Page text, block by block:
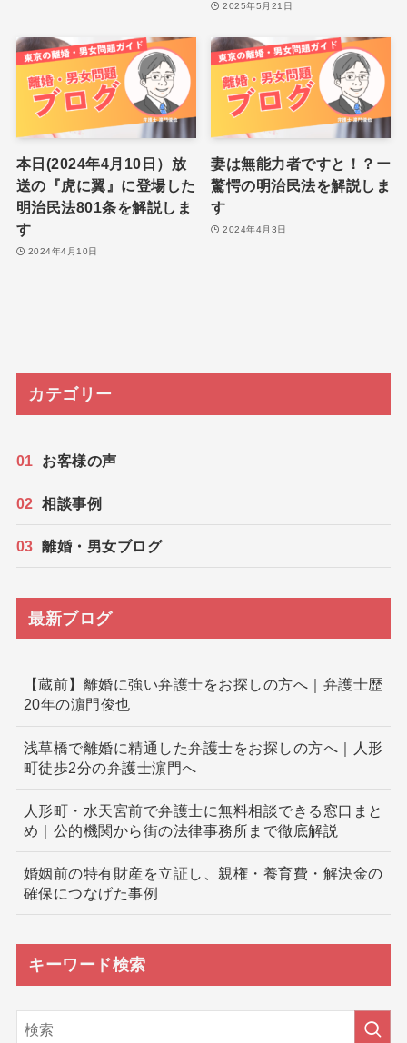
2025年5月21日
本日(2024年4月10日）放
送の『虎に翼』に登場した
明治民法801条を解説しま
す
2024年4月10日
妻は無能力者ですと！？ー
驚愕の明治民法を解説しま
す
2024年4月3日
カテゴリー
お客様の声
相談事例
離婚・男女ブログ
最新ブログ
【蔵前】離婚に強い弁護士をお探しの方へ｜弁護士歴
20年の濵門俊也
浅草橋で離婚に精通した弁護士をお探しの方へ｜人形
町徒歩2分の弁護士濵門へ
人形町・水天宮前で弁護士に無料相談できる窓口まと
め｜公的機関から街の法律事務所まで徹底解説
婚姻前の特有財産を立証し、親権・養育費・解決金の
確保につなげた事例
キーワード検索